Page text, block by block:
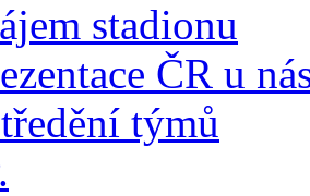
stadionu
ČR u
týmů